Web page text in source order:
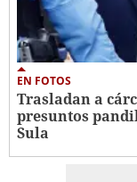
EN FOTOS
Trasladan a
presuntos
Sula